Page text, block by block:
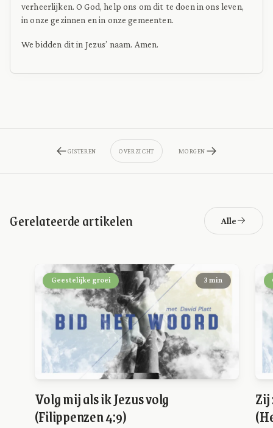
verheerlijken. O God, help ons om dit te doen in ons leven,
in onze gezinnen en in onze gemeenten.
We bidden dit in Jezus’ naam. Amen.
GISTEREN OVERZICHT MORGEN
Gerelateerde artikelen Alle
Geestelijke groei 3 min
Volg mij als ik Jezus volg
(Filippenzen 4:9)